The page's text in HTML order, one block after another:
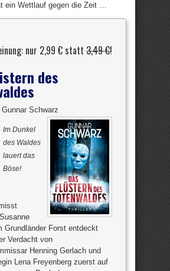
ein Wettlauf gegen die Zeit …
nur 2,99 € statt 3,49 €!
des
Schwarz
Im Dunkel
des Waldes
lauert das
Böse!
Grundländer Forst entdeckt
Verdacht von
Henning Gerlach und
Lena Freyenberg zuerst auf